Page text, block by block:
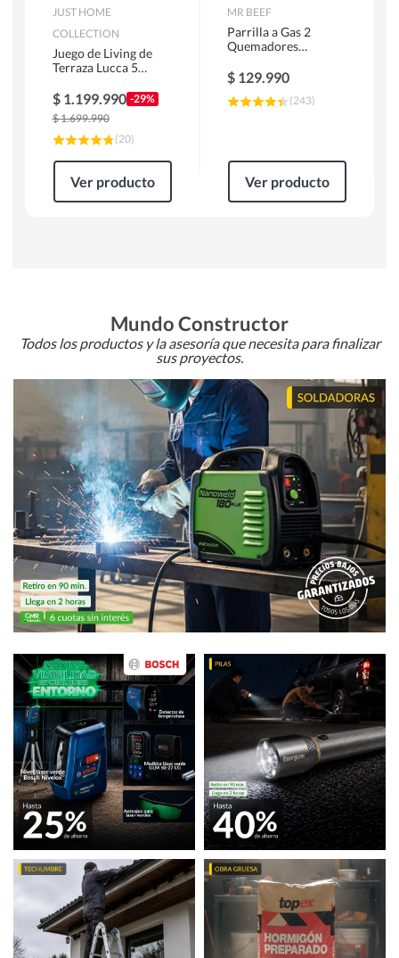
JUST HOME
COLLECTION
Juego de Living de
Terraza Lucca 5
$ 1.199.990 -29%
$1.699.990
(20)
Ver producto
MR BEEF
Parrilla a Gas 2
Quemadores
$ 129.990
(243)
Ver producto
Mundo Constructor
Todos los productos y la asesoría que necesita para finalizar
sus proyectos.